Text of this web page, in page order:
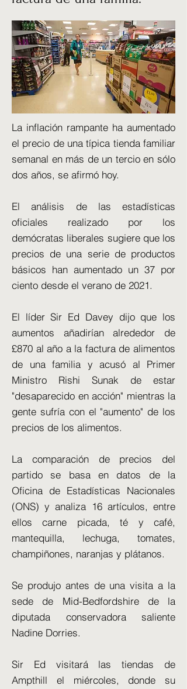
La inflación rampante ha aumentado
el precio de una típica tienda familiar
semanal en más de un tercio en sólo
dos años, se afirmó hoy.
El análisis de las estadísticas
oficiales realizado por los
demócratas liberales sugiere que los
precios de una serie de productos
básicos han aumentado un 37 por
ciento desde el verano de 2021.
El líder Sir Ed Davey dijo que los
aumentos añadirían alrededor de
£870 al año a la factura de alimentos
de una familia y acusó al Primer
Ministro Rishi Sunak de estar
"desaparecido en acción" mientras la
gente sufría con el "aumento" de los
precios de los alimentos.
La comparación de precios del
partido se basa en datos de la
Oficina de Estadísticas Nacionales
(ONS) y analiza 16 artículos, entre
ellos carne picada, té y café,
mantequilla, lechuga, tomates,
champiñones, naranjas y plátanos.
Se produjo antes de una visita a la
sede de Mid-Bedfordshire de la
diputada conservadora saliente
Nadine Dorries.
Sir Ed visitará las tiendas de
Ampthill el miércoles, donde su